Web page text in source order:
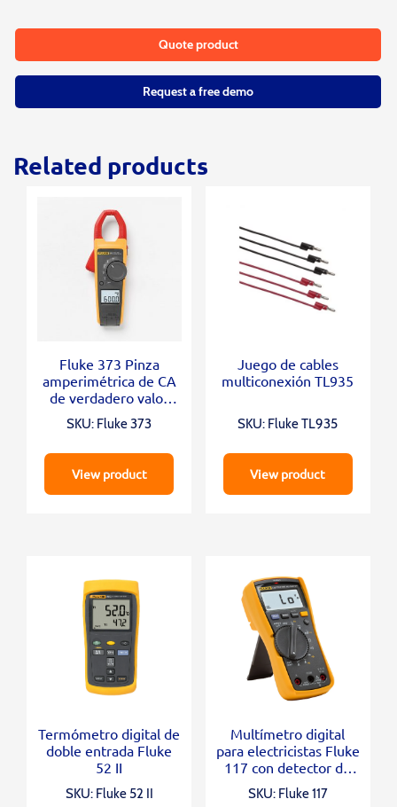
Quote product
Request a free demo
Related products
Fluke 373 Pinza
amperimétrica de CA
de verdadero valor
eficaz
SKU: Fluke 373
View product
Juego de cables
multiconexión TL935
SKU: Fluke TL935
View product
Termómetro digital de
doble entrada Fluke
52 II
SKU: Fluke 52 II
Multímetro digital
para electricistas Fluke
117 con detector de
voltaje sin contacto
SKU: Fluke 117